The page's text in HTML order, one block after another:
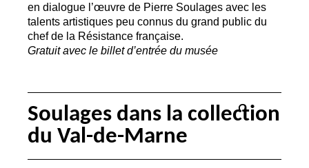
en dialogue l’œuvre de Pierre Soulages avec les
talents artistiques peu connus du grand public du
chef de la Résistance française.
Gratuit avec le billet d’entrée du musée
Soulages dans la collection
du Val-de-Marne